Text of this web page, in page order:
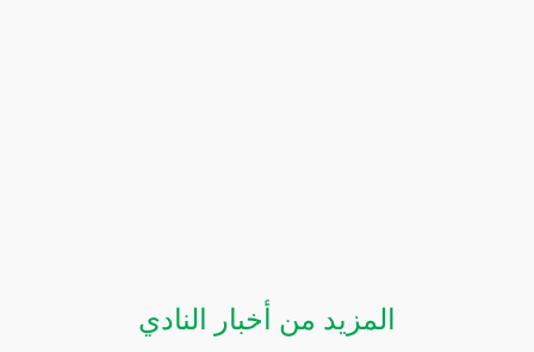
المزيد من أخبار النادي